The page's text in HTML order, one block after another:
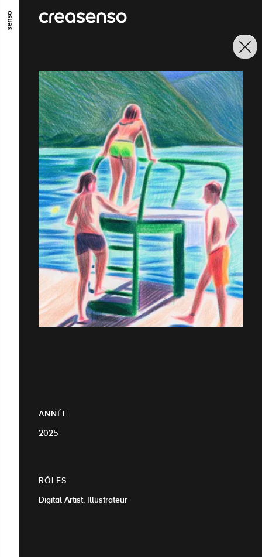
ALLER AU CONTENU PRINCIPAL
ANNÉE
2025
RÔLES
Digital Artist, Illustrateur